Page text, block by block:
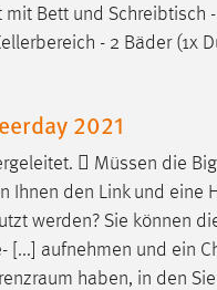
Bett und
- 2 Bäder (1x
2021
 Müssen die
Ihnen den Link und eine
werden? Sie können
[...] aufnehmen und ein
haben, in den
die
Optionen